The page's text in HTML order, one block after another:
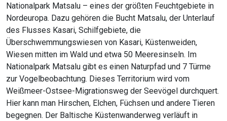
Nationalpark Matsalu – eines der größten Feuchtgebiete in
Nordeuropa. Dazu gehören die Bucht Matsalu, der Unterlauf
des Flusses Kasari, Schilfgebiete, die
Überschwemmungswiesen von Kasari, Küstenweiden,
Wiesen mitten im Wald und etwa 50 Meeresinseln. Im
Nationalpark Matsalu gibt es einen Naturpfad und 7 Türme
zur Vogelbeobachtung. Dieses Territorium wird vom
Weißmeer-Ostsee-Migrationsweg der Seevögel durchquert.
Hier kann man Hirschen, Elchen, Füchsen und andere Tieren
begegnen. Der Baltische Küstenwanderweg verläuft in